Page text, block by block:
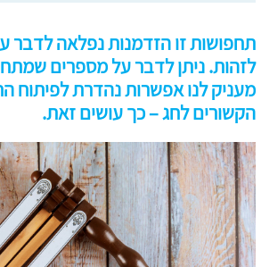
תחפושות זו הזדמנות נפלאה לדבר
לזהות. ניתן לדבר על מספרים
מעניק לנו אפשרות נהדרת לפיתוח
הקשורים לחג – כך עושים זאת.